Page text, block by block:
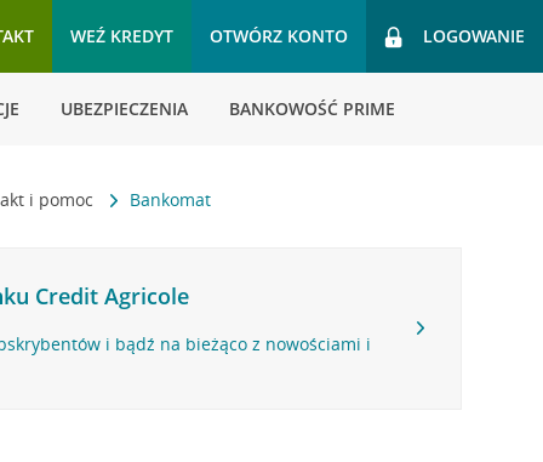
WEŹ KREDYT OTWÓRZ KONTO LOGOWANIE
UBEZPIECZENIA BANKOWOŚĆ PRIME
i pomoc Bankomat
Credit Agricole
i bądź na bieżąco z nowościami i